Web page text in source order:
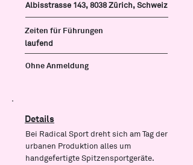
Albisstrasse 143, 8038 Zürich, Schweiz
Zeiten für Führungen
laufend
Ohne Anmeldung
Details
Bei Radical Sport dreht sich am Tag der
urbanen Produktion alles um
handgefertigte Spitzensportgeräte.